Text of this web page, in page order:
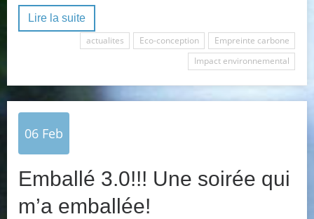
Lire la suite
actualites
Eco-conception
Empreinte carbone
Impact environnemental
06 Feb
Emballé 3.0!!! Une soirée qui
m’a emballée!